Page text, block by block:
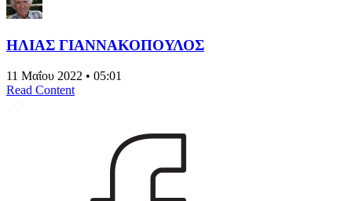
ΗΛΙΑΣ ΓΙΑΝΝΑΚΟΠΟΥΛΟΣ
11 Μαΐου 2022 • 05:01
Read Content